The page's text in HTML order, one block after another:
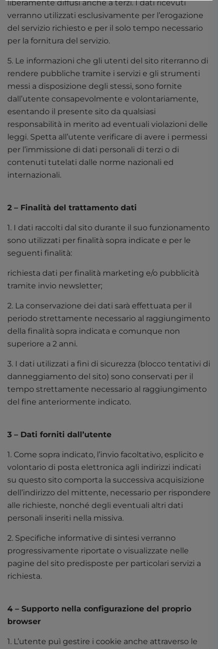
liberamente diffusi anche a terzi. I dati ricevuti
verranno utilizzati esclusivamente per l’erogazione
del servizio richiesto e per il solo tempo necessario
per la fornitura del servizio.
5. Le informazioni che gli utenti del sito riterranno di
rendere pubbliche tramite i servizi e gli strumenti
messi a disposizione degli stessi, sono fornite
dall’utente consapevolmente e volontariamente,
esentando il presente sito da qualsiasi
responsabilità in merito ad eventuali violazioni delle
leggi. Spetta all’utente verificare di avere i permessi
per l’immissione di dati personali di terzi o di
contenuti tutelati dalle norme nazionali ed
internazionali.
2 – Finalità del trattamento dati
1. I dati raccolti dal sito durante il suo funzionamento
sono utilizzati per finalità sopra indicate e per le
seguenti finalità:
richiesta dati per finalità marketing e/o pubblicità
tramite invio newsletter;
2. La conservazione dei dati sarà effettuata per il
periodo strettamente necessario al raggiungimento
della finalità sopra indicata e comunque non
superiore a 2 anni.
3. I dati utilizzati a fini di sicurezza (blocco tentativi di
danneggiamento del sito) sono conservati per il
tempo strettamente necessario al raggiungimento
del fine anteriormente indicato.
3 – Dati forniti dall’utente
1. Come sopra indicato, l’invio facoltativo, esplicito e
volontario di posta elettronica agli indirizzi indicati
su questo sito comporta la successiva acquisizione
dell’indirizzo del mittente, necessario per rispondere
alle richieste, nonché degli eventuali altri dati
personali inseriti nella missiva.
2. Specifiche informative di sintesi verranno
progressivamente riportate o visualizzate nelle
pagine del sito predisposte per particolari servizi a
richiesta.
4 – Supporto nella configurazione del proprio
browser
1. L’utente puì gestire i cookie anche attraverso le